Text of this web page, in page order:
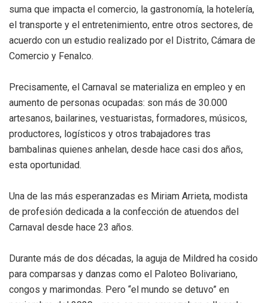
suma que impacta el comercio, la gastronomía, la hotelería,
el transporte y el entretenimiento, entre otros sectores, de
acuerdo con un estudio realizado por el Distrito, Cámara de
Comercio y Fenalco.
Precisamente, el Carnaval se materializa en empleo y en
aumento de personas ocupadas: son más de 30.000
artesanos, bailarines, vestuaristas, formadores, músicos,
productores, logísticos y otros trabajadores tras
bambalinas quienes anhelan, desde hace casi dos años,
esta oportunidad.
Una de las más esperanzadas es Miriam Arrieta, modista
de profesión dedicada a la confección de atuendos del
Carnaval desde hace 23 años.
Durante más de dos décadas, la aguja de Mildred ha cosido
para comparsas y danzas como el Paloteo Bolivariano,
congos y marimondas. Pero “el mundo se detuvo” en